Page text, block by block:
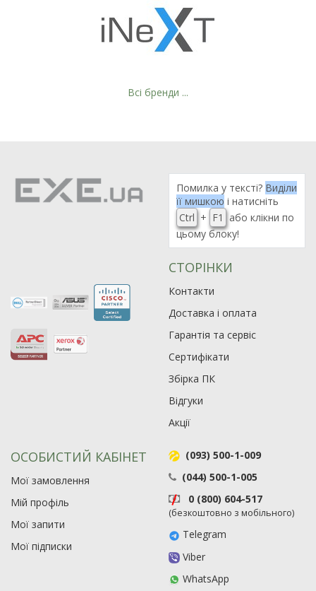
Рейтинг EXE.ua:
Всі бренди ...
Помилка у тексті? Виділи
її мишкою і натисніть
Ctrl + F1
або клікни по
цьому блоку!
СТОРІНКИ
Контакти
Доставка і оплата
Гарантія та сервіс
Сертифікати
Збірка ПК
Відгуки
Акції
ОСОБИСТИЙ КАБІНЕТ
Мої замовлення
Мій профіль
Мої запити
Мої підписки
(093) 500-1-009
(044) 500-1-005
0 (800) 604-517
(безкоштовно з мобільного)
Telegram
Viber
WhatsApp